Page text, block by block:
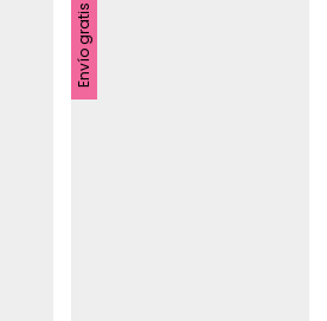
Envío gratis